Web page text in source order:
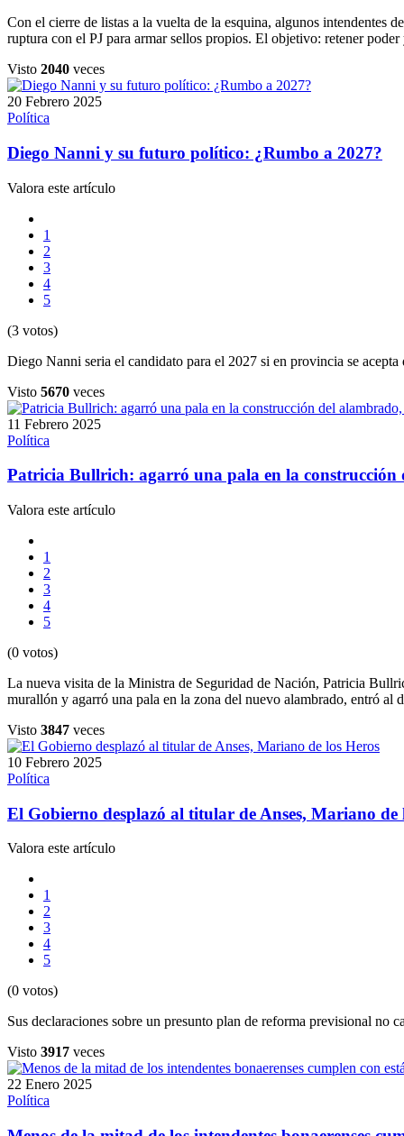
Con el cierre de listas a la vuelta de la esquina, algunos intendentes
ruptura con el PJ para armar sellos propios. El objetivo: retener
Visto 2040 veces
20 Febrero 2025
Política
Diego Nanni y su futuro político: ¿Rumbo a 2027?
Valora este artículo
1
2
3
4
5
(3 votos)
Diego Nanni seria el candidato para el 2027 si en provincia se
Visto 5670 veces
11 Febrero 2025
Política
Patricia Bullrich: agarró una pala en la construcción
Valora este artículo
1
2
3
4
5
(0 votos)
La nueva visita de la Ministra de Seguridad de Nación, Patricia
murallón y agarró una pala en la zona del nuevo alambrado, entró
Visto 3847 veces
10 Febrero 2025
Política
El Gobierno desplazó al titular de Anses, Mariano de
Valora este artículo
1
2
3
4
5
(0 votos)
Sus declaraciones sobre un presunto plan de reforma previsional no
Visto 3917 veces
22 Enero 2025
Política